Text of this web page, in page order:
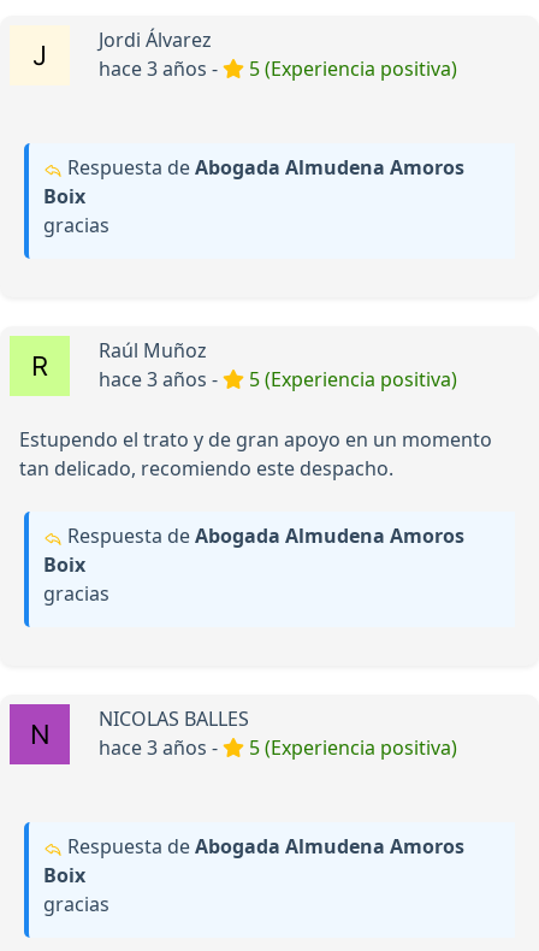
Jordi Álvarez
hace 3 años -
5 (Experiencia positiva)
Respuesta deAbogada Almudena Amoros
Boix
gracias
Raúl Muñoz
hace 3 años -
5 (Experiencia positiva)
Estupendo el trato y de gran apoyo en un momento
tan delicado, recomiendo este despacho.
Respuesta deAbogada Almudena Amoros
Boix
gracias
NICOLAS BALLES
hace 3 años -
5 (Experiencia positiva)
Respuesta deAbogada Almudena Amoros
Boix
gracias